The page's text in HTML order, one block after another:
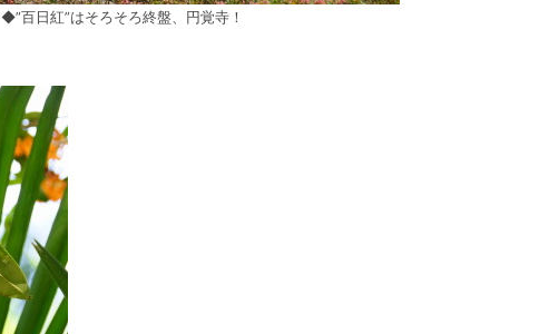
◆”百日紅”はそろそろ終盤、円覚寺！